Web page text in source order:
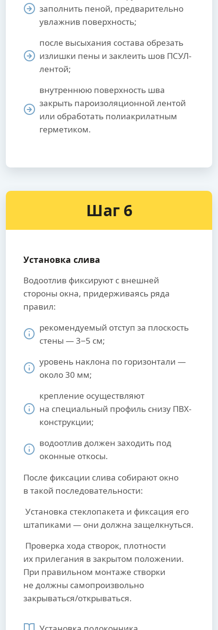
заполнить пеной, предварительно
увлажнив поверхность;
после высыхания состава обрезать
излишки пены и заклеить шов ПСУЛ-
лентой;
внутреннюю поверхность шва
закрыть пароизоляционной лентой
или обработать полиакрилатным
герметиком.
Шаг 6
Установка слива
Водоотлив фиксируют с внешней
стороны окна, придерживаясь ряда
правил:
рекомендуемый отступ за плоскость
стены — 3−5 см;
уровень наклона по горизонтали —
около 30 мм;
крепление осуществляют
на специальный профиль снизу ПВХ-
конструкции;
водоотлив должен заходить под
оконные откосы.
После фиксации слива собирают окно
в такой последовательности:
Установка стеклопакета и фиксация его
штапиками — они должна защелкнуться.
Проверка хода створок, плотности
их прилегания в закрытом положении.
При правильном монтаже створки
не должны самопроизвольно
закрываться/открываться.